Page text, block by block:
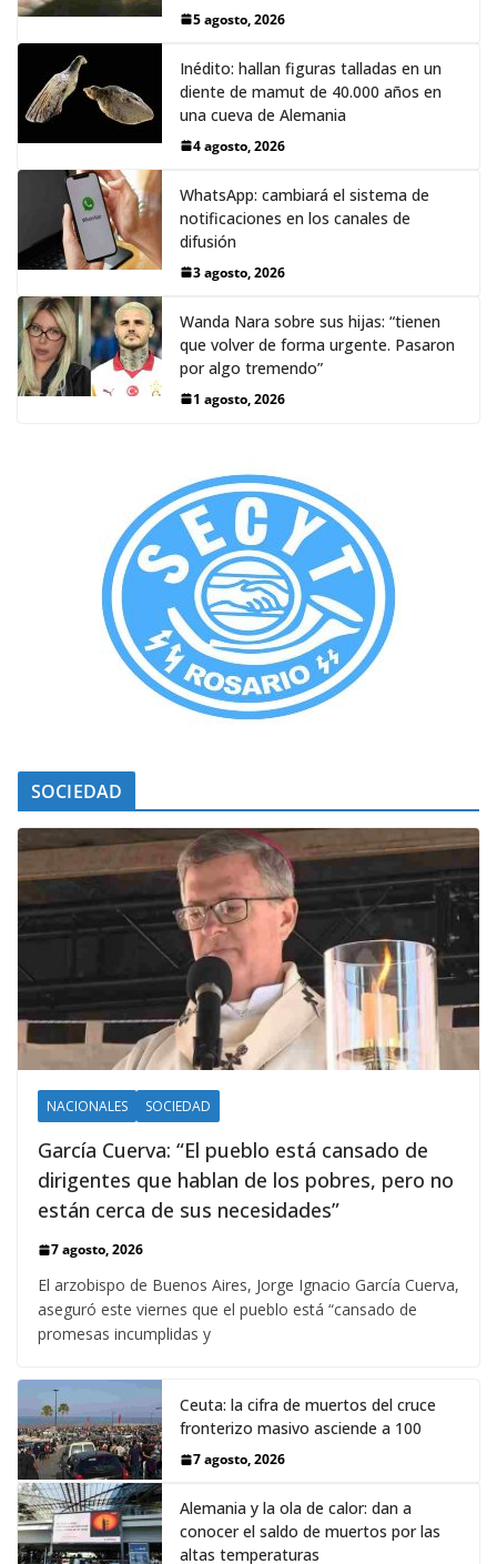
5 agosto, 2026
Inédito: hallan figuras talladas en un
diente de mamut de 40.000 años en
una cueva de Alemania
4 agosto, 2026
WhatsApp: cambiará el sistema de
notificaciones en los canales de
difusión
3 agosto, 2026
Wanda Nara sobre sus hijas: “tienen
que volver de forma urgente. Pasaron
por algo tremendo”
1 agosto, 2026
SOCIEDAD
NACIONALES SOCIEDAD
García Cuerva: “El pueblo está cansado de
dirigentes que hablan de los pobres, pero no
están cerca de sus necesidades”
7 agosto, 2026
El arzobispo de Buenos Aires, Jorge Ignacio García Cuerva,
aseguró este viernes que el pueblo está “cansado de
promesas incumplidas y
Ceuta: la cifra de muertos del cruce
fronterizo masivo asciende a 100
7 agosto, 2026
Alemania y la ola de calor: dan a
conocer el saldo de muertos por las
altas temperaturas